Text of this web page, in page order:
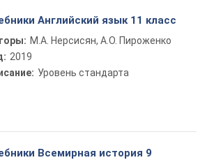
Английский язык 11 класс
М.А. Нерсисян, А.О. Пироженко
2019
Уровень стандарта
Всемирная история 9